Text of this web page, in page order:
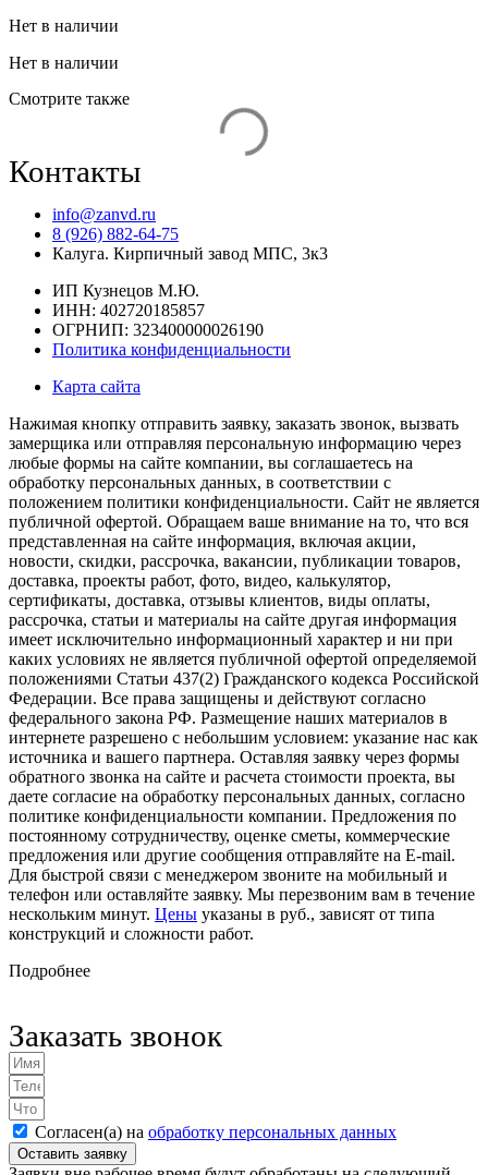
Нет в наличии
Нет в наличии
Смотрите также
Контакты
info@zanvd.ru
8 (926) 882-64-75
Калуга. Кирпичный завод МПС, 3к3
ИП Кузнецов М.Ю.
ИНН: 402720185857
ОГРНИП: 323400000026190
Политика конфиденциальности
Карта сайта
Нажимая кнопку отправить заявку, заказать звонок, вызвать
замерщика или отправляя персональную информацию через
любые формы на сайте компании, вы соглашаетесь на
обработку персональных данных, в соответствии с
положением политики конфиденциальности. Сайт не является
публичной офертой. Обращаем ваше внимание на то, что вся
представленная на сайте информация, включая акции,
новости, скидки, рассрочка, вакансии, публикации товаров,
доставка, проекты работ, фото, видео, калькулятор,
сертификаты, доставка, отзывы клиентов, виды оплаты,
рассрочка, статьи и материалы на сайте другая информация
имеет исключительно информационный характер и ни при
каких условиях не является публичной офертой определяемой
положениями Статьи 437(2) Гражданского кодекса Российской
Федерации. Все права защищены и действуют согласно
федерального закона РФ. Размещение наших материалов в
интернете разрешено с небольшим условием: указание нас как
источника и вашего партнера. Оставляя заявку через формы
обратного звонка на сайте и расчета стоимости проекта, вы
даете согласие на обработку персональных данных, согласно
политике конфиденциальности компании. Предложения по
постоянному сотрудничеству, оценке сметы, коммерческие
предложения или другие сообщения отправляйте на E-mail.
Для быстрой связи с менеджером звоните на мобильный и
телефон или оставляйте заявку. Мы перезвоним вам в течение
нескольким минут. Цены указаны в руб., зависят от типа
конструкций и сложности работ.
Подробнее
Заказать звонок
Согласен(а) на обработку персональных данных
Оставить заявку